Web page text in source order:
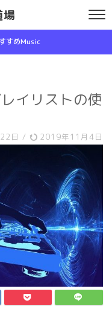
場
すめMusic
イリストの使
日 / 2019年11月4日